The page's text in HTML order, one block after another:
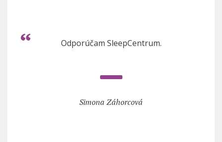
Odporúčam SleepCentrum.
Simona Záhorcová